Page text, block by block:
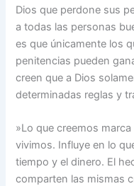
Dios que perdone sus
a todas las personas
es que únicamente los
penitencias pueden
creen que a Dios
determinadas reglas y
»Lo que creemos
vivimos. Influye en lo
tiempo y el dinero. El
comparten las mismas